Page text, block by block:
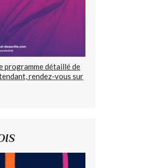
programme détaillé de
rendez-vous sur